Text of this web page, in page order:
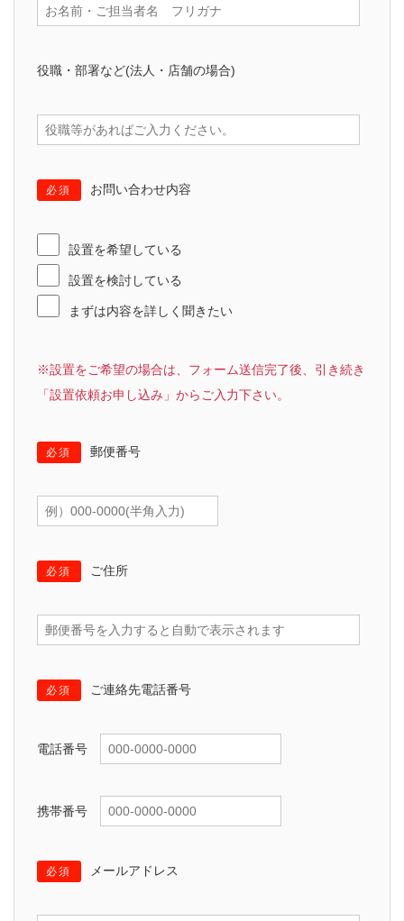
役職・部署など(法人・店舗の場合)
必須 お問い合わせ内容
設置を希望している
設置を検討している
まずは内容を詳しく聞きたい
※設置をご希望の場合は、フォーム送信完了後、引き続き
「設置依頼お申し込み」からご入力下さい。
必須 郵便番号
必須 ご住所
必須 ご連絡先電話番号
電話番号
携帯番号
必須 メールアドレス